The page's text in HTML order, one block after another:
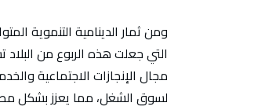
ومن ثمار الدينامية التنموية
التي جعلت هذه الربوع من
مجال الإنجازات الاجتماعية
لسوق الشغل، مما يعزز بشكل